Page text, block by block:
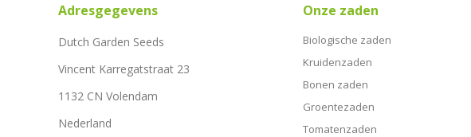
Adresgegevens
Dutch Garden Seeds
Vincent Karregatstraat 23
1132 CN Volendam
Nederland
Onze zaden
Biologische zaden
Kruidenzaden
Bonen zaden
Groentezaden
Tomatenzaden